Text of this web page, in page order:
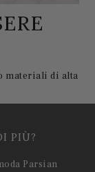
materiali di alta
PIÙ?
Parsian